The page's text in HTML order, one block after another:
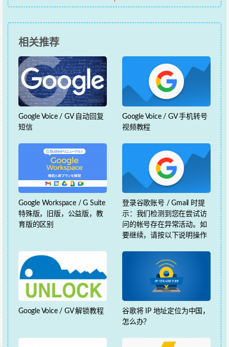
相关推荐
Google Voice / GV 自动回复
短信
Google Voice / GV 手机转号
视频教程
Google Workspace / G Suite
特殊版，旧版，公益版，教
育版的区别
登录谷歌账号 / Gmail 时提
示：我们检测到您在尝试访
问的帐号存在异常活动。如
要继续，请按以下说明操作
Google Voice / GV 解锁教程
谷歌将 IP 地址定位为中国，
怎么办？